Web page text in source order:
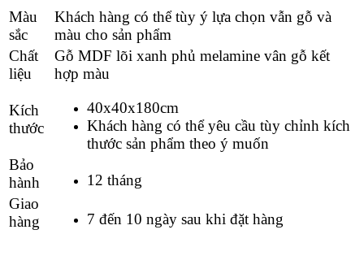
Màu
sắc
Khách hàng có thể tùy ý lựa chọn vẫn gỗ và
màu cho sản phẩm
Chất
liệu
Gỗ MDF lõi xanh phủ melamine vân gỗ kết
hợp màu
Kích
thước
40x40x180cm
Khách hàng có thể yêu cầu tùy chỉnh kích
thước sản phẩm theo ý muốn
Bảo
hành
12 tháng
Giao
hàng
7 đến 10 ngày sau khi đặt hàng